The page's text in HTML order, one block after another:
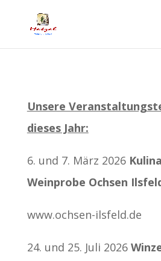
Unsere
dieses Jahr:
6. und 7. März 2026
Weinprobe Ochsen
www.ochsen-ilsfeld.de
24. und 25. Juli 2026